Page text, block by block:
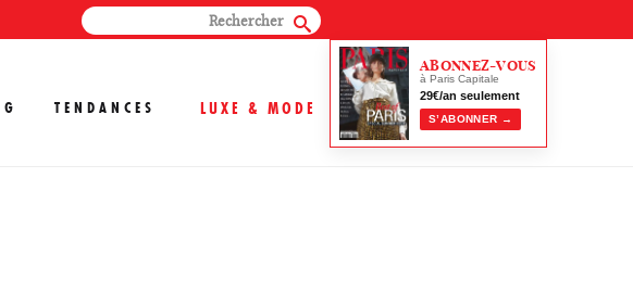
TENDANCES LUXE & MODE
ABONNEZ-VOUS
à Paris Capitale
29€/an seulement
S’ABONNER →